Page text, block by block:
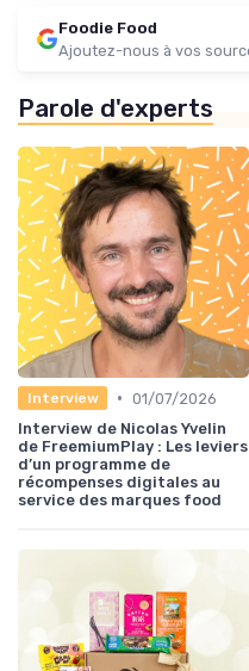
Foodie Food
Ajoutez-nous à vos
Parole d'experts
Interview • 01/07/2026
Interview de Nicolas Yvelin
de FreemiumPlay : Les leviers
d’un programme de
récompenses digitales au
service des marques food